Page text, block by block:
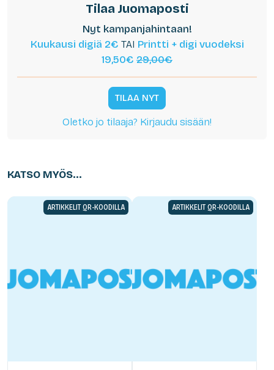
Tilaa Juomaposti
Nyt kampanjahintaan!
Kuukausi digiä 2€ TAI Printti + digi vuodeksi
19,50€ 29,00€
TILAA NYT
Oletko jo tilaaja? Kirjaudu sisään!
KATSO MYÖS...
ARTIKKELIT QR-KOODILLA ARTIKKELIT QR-KOODILLA